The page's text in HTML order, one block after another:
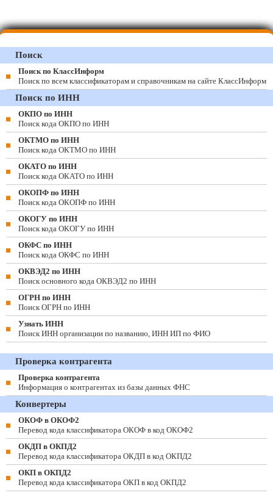
Поиск
Поиск по КлассИнформ
Поиск по всем классификаторам и справочникам на сайте КлассИнформ
Поиск по ИНН
ОКПО по ИНН
Поиск кода ОКПО по ИНН
ОКТМО по ИНН
Поиск кода ОКТМО по ИНН
ОКАТО по ИНН
Поиск кода ОКАТО по ИНН
ОКОПФ по ИНН
Поиск кода ОКОПФ по ИНН
ОКОГУ по ИНН
Поиск кода ОКОГУ по ИНН
ОКФС по ИНН
Поиск кода ОКФС по ИНН
ОКВЭД2 по ИНН
Поиск основного кода ОКВЭД2 по ИНН
ОГРН по ИНН
Поиск ОГРН по ИНН
Узнать ИНН
Поиск ИНН организации по названию, ИНН ИП по ФИО
Проверка контрагента
Проверка контрагента
Информация о контрагентах из базы данных ФНС
Конвертеры
ОКОФ в ОКОФ2
Перевод кода классификатора ОКОФ в код ОКОФ2
ОКДП в ОКПД2
Перевод кода классификатора ОКДП в код ОКПД2
ОКП в ОКПД2
Перевод кода классификатора ОКП в код ОКПД2